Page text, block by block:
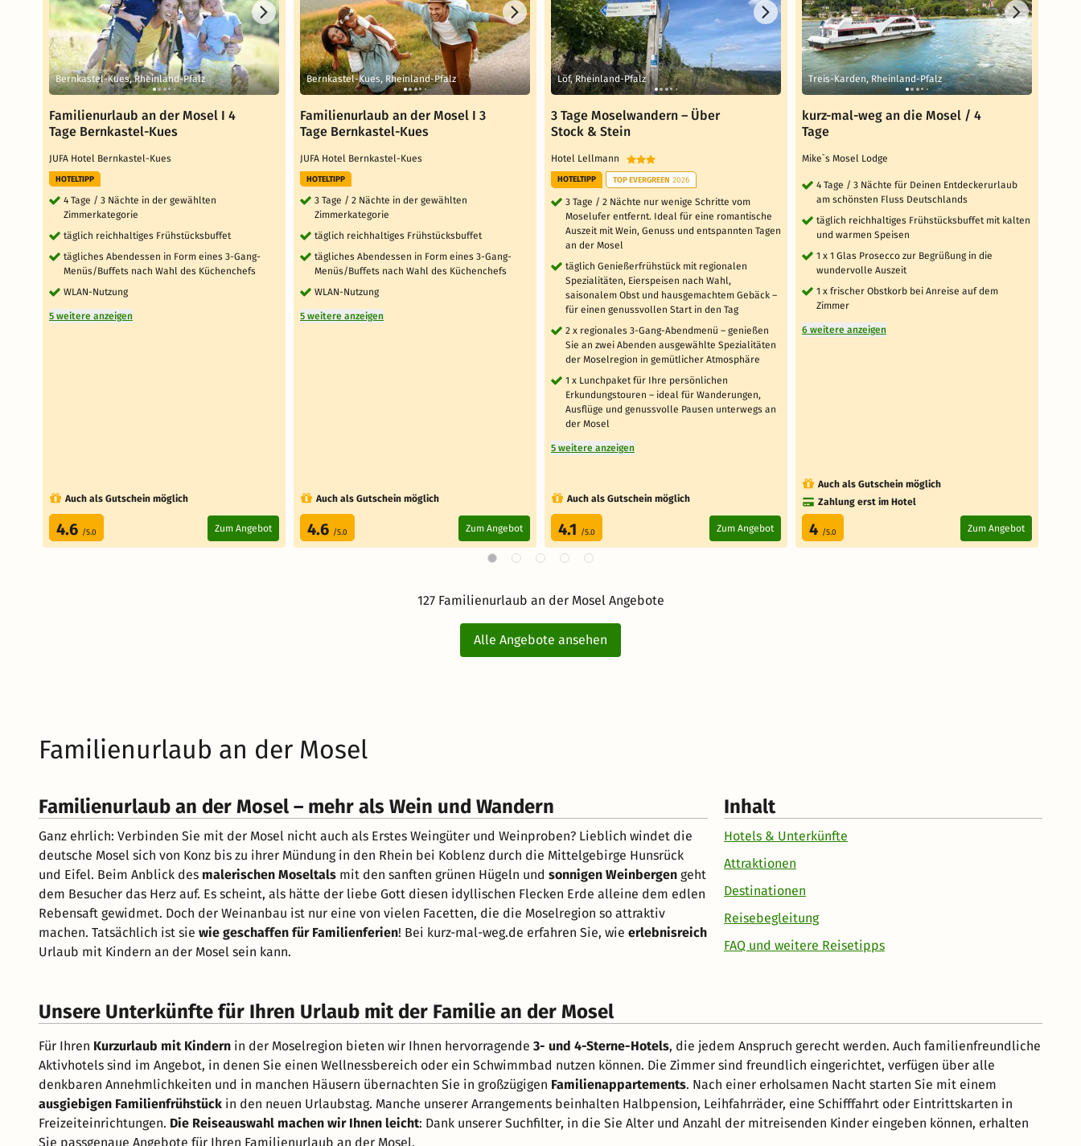
Bernkastel-Kues, Rheinland-Pfalz
Familienurlaub an der Mosel I 4
Tage Bernkastel-Kues
JUFA Hotel Bernkastel-Kues
HOTELTIPP
4 Tage / 3 Nächte in der gewählten
Zimmerkategorie
täglich reichhaltiges Frühstücksbuffet
tägliches Abendessen in Form eines 3-Gang-
Menüs/Buffets nach Wahl des Küchenchefs
WLAN-Nutzung
5 weitere anzeigen
Auch als Gutschein möglich
4.6 /5.0 Zum Angebot
Bernkastel-Kues, Rheinland-Pfalz
Familienurlaub an der Mosel I 3
Tage Bernkastel-Kues
JUFA Hotel Bernkastel-Kues
HOTELTIPP
3 Tage / 2 Nächte in der gewählten
Zimmerkategorie
täglich reichhaltiges Frühstücksbuffet
tägliches Abendessen in Form eines 3-Gang-
Menüs/Buffets nach Wahl des Küchenchefs
WLAN-Nutzung
5 weitere anzeigen
Auch als Gutschein möglich
4.6 /5.0 Zum Angebot
Löf, Rheinland-Pfalz
3 Tage Moselwandern – Über
Stock & Stein
Hotel Lellmann
HOTELTIPP TOP EVERGREEN 2026
3 Tage / 2 Nächte nur wenige Schritte vom
Moselufer entfernt. Ideal für eine romantische
Auszeit mit Wein, Genuss und entspannten Tagen
an der Mosel
täglich Genießerfrühstück mit regionalen
Spezialitäten, Eierspeisen nach Wahl,
saisonalem Obst und hausgemachtem Gebäck –
für einen genussvollen Start in den Tag
2 x regionales 3-Gang-Abendmenü – genießen
Sie an zwei Abenden ausgewählte Spezialitäten
der Moselregion in gemütlicher Atmosphäre
1 x Lunchpaket für Ihre persönlichen
Erkundungstouren – ideal für Wanderungen,
Ausflüge und genussvolle Pausen unterwegs an
der Mosel
5 weitere anzeigen
Auch als Gutschein möglich
4.1 /5.0 Zum Angebot
Treis-Karden, Rheinland-Pfalz
kurz-mal-weg an die Mosel / 4
Tage
Mike`s Mosel Lodge
4 Tage / 3 Nächte für Deinen Entdeckerurlaub
am schönsten Fluss Deutschlands
täglich reichhaltiges Frühstücksbuffet mit kalten
und warmen Speisen
1 x 1 Glas Prosecco zur Begrüßung in die
wundervolle Auszeit
1 x frischer Obstkorb bei Anreise auf dem
Zimmer
6 weitere anzeigen
Auch als Gutschein möglich
Zahlung erst im Hotel
4 /5.0 Zum Angebot
127 Familienurlaub an der Mosel Angebote
Alle Angebote ansehen
Familienurlaub an der Mosel
Familienurlaub an der Mosel – mehr als Wein und Wandern
Ganz ehrlich: Verbinden Sie mit der Mosel nicht auch als Erstes Weingüter und Weinproben? Lieblich windet die
deutsche Mosel sich von Konz bis zu ihrer Mündung in den Rhein bei Koblenz durch die Mittelgebirge Hunsrück
und Eifel. Beim Anblick des malerischen Moseltals mit den sanften grünen Hügeln und sonnigen Weinbergen geht
dem Besucher das Herz auf. Es scheint, als hätte der liebe Gott diesen idyllischen Flecken Erde alleine dem edlen
Rebensaft gewidmet. Doch der Weinanbau ist nur eine von vielen Facetten, die die Moselregion so attraktiv
machen. Tatsächlich ist sie wie geschaffen für Familienferien! Bei kurz-mal-weg.de erfahren Sie, wie erlebnisreich
Urlaub mit Kindern an der Mosel sein kann.
Inhalt
Hotels & Unterkünfte
Attraktionen
Destinationen
Reisebegleitung
FAQ und weitere Reisetipps
Unsere Unterkünfte für Ihren Urlaub mit der Familie an der Mosel
Für Ihren Kurzurlaub mit Kindern in der Moselregion bieten wir Ihnen hervorragende 3- und 4-Sterne-Hotels, die jedem Anspruch gerecht werden. Auch familienfreundliche
Aktivhotels sind im Angebot, in denen Sie einen Wellnessbereich oder ein Schwimmbad nutzen können. Die Zimmer sind freundlich eingerichtet, verfügen über alle
denkbaren Annehmlichkeiten und in manchen Häusern übernachten Sie in großzügigen Familienappartements. Nach einer erholsamen Nacht starten Sie mit einem
ausgiebigen Familienfrühstück in den neuen Urlaubstag. Manche unserer Arrangements beinhalten Halbpension, Leihfahrräder, eine Schifffahrt oder Eintrittskarten in
Freizeiteinrichtungen. Die Reiseauswahl machen wir Ihnen leicht: Dank unserer Suchfilter, in die Sie Alter und Anzahl der mitreisenden Kinder eingeben können, erhalten
Sie passgenaue Angebote für Ihren Familienurlaub an der Mosel.